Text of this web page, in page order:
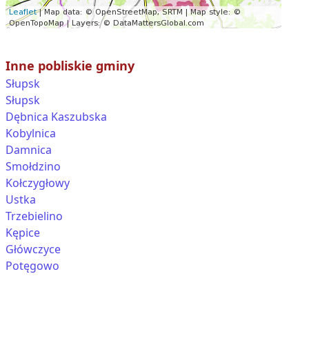
Inne pobliskie gminy
Słupsk
Słupsk
Dębnica Kaszubska
Kobylnica
Damnica
Smołdzino
Kołczygłowy
Ustka
Trzebielino
Kępice
Główczyce
Potęgowo